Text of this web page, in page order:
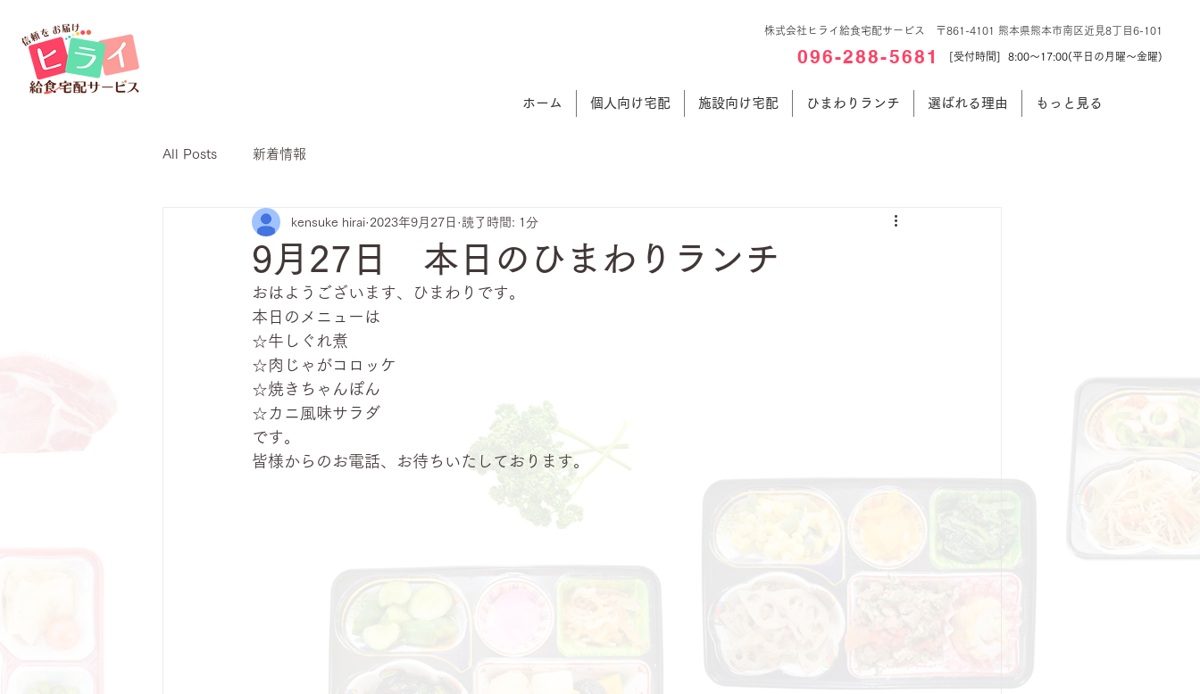
株式会社ヒライ給食宅配サービス 〒861-4101 熊本県熊本市南区近見8丁目6-101
096-288-5681 [受付時間] 8:00～17:00(平日の月曜～金曜)
ホーム 個人向け宅配 施設向け宅配 ひまわりランチ 選ばれる理由 もっと見る
All Posts 新着情報
9月27日 本日のひまわりランチ
kensuke hirai 2023年9月27日 読了時間: 1分
おはようございます、ひまわりです。
本日のメニューは
☆牛しぐれ煮
☆肉じゃがコロッケ
☆焼きちゃんぽん
☆カニ風味サラダ
です。
皆様からのお電話、お待ちいたしております。